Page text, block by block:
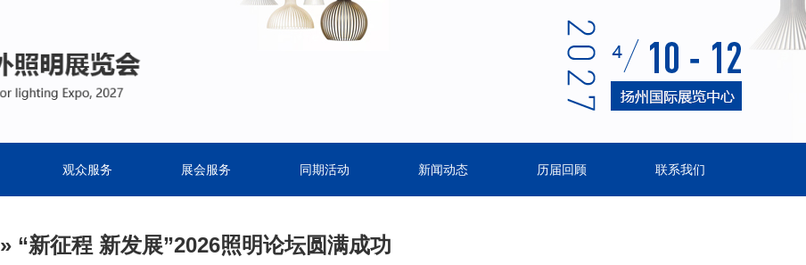
观众服务 展会服务 同期活动 新闻动态 历届回顾 联系我们
» “新征程 新发展”2026照明论坛圆满成功